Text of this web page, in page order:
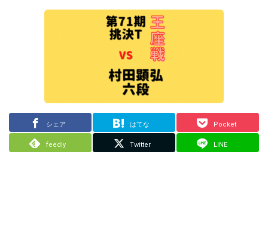
シェア はてな Pocket
feedly Twitter LINE